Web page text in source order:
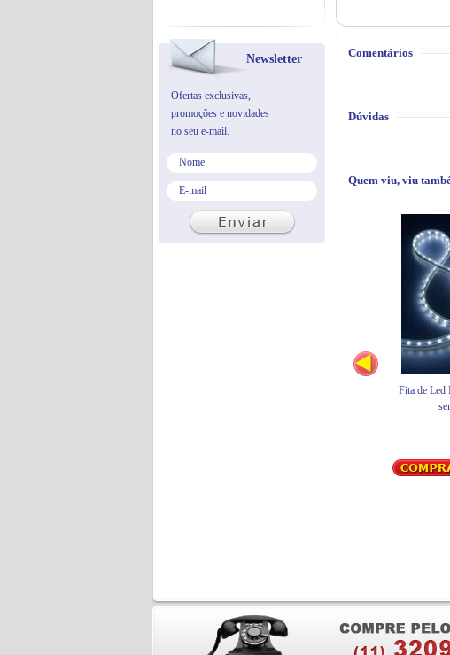
Comentários
Dúvidas
Quem viu, viu
Fita de Led
Newsletter
Ofertas exclusivas,
promoções e novidades
no seu e-mail.